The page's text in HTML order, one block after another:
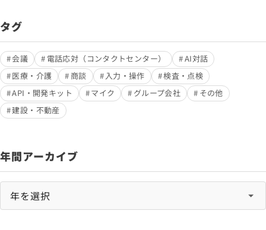
タグ
会議 電話応対（コンタクトセンター）
AI対話
医療・介護
商談 入力・操作
検査・点検
API・開発キット
マイク グループ会社
その他
建設・不動産
年間アーカイブ